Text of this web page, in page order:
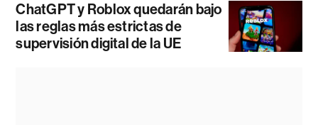
ChatGPT y Roblox quedarán bajo
las reglas más estrictas de
supervisión digital de la UE